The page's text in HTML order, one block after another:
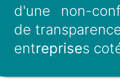
d'une non-
de
entreprises